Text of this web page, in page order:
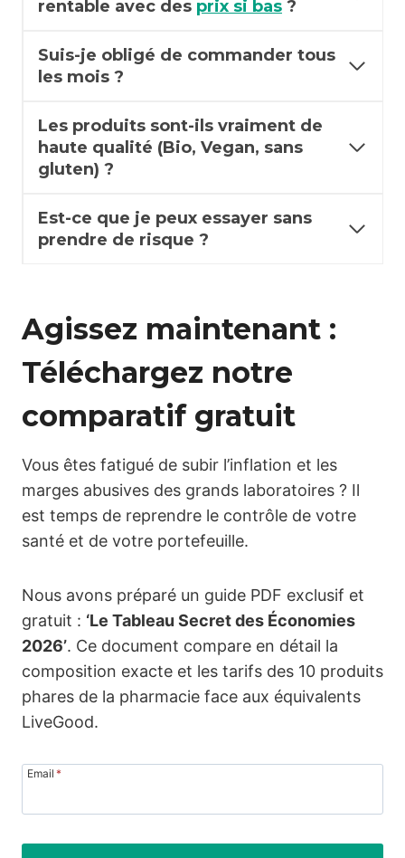
rentable avec des prix si bas ?
Suis-je obligé de commander tous
les mois ?
Les produits sont-ils vraiment de
haute qualité (Bio, Vegan, sans
gluten) ?
Est-ce que je peux essayer sans
prendre de risque ?
Agissez maintenant :
Téléchargez notre
comparatif gratuit
Vous êtes fatigué de subir l’inflation et les
marges abusives des grands laboratoires ? Il
est temps de reprendre le contrôle de votre
santé et de votre portefeuille.
Nous avons préparé un guide PDF exclusif et
gratuit : ‘Le Tableau Secret des Économies
2026’. Ce document compare en détail la
composition exacte et les tarifs des 10 produits
phares de la pharmacie face aux équivalents
LiveGood.
Email *